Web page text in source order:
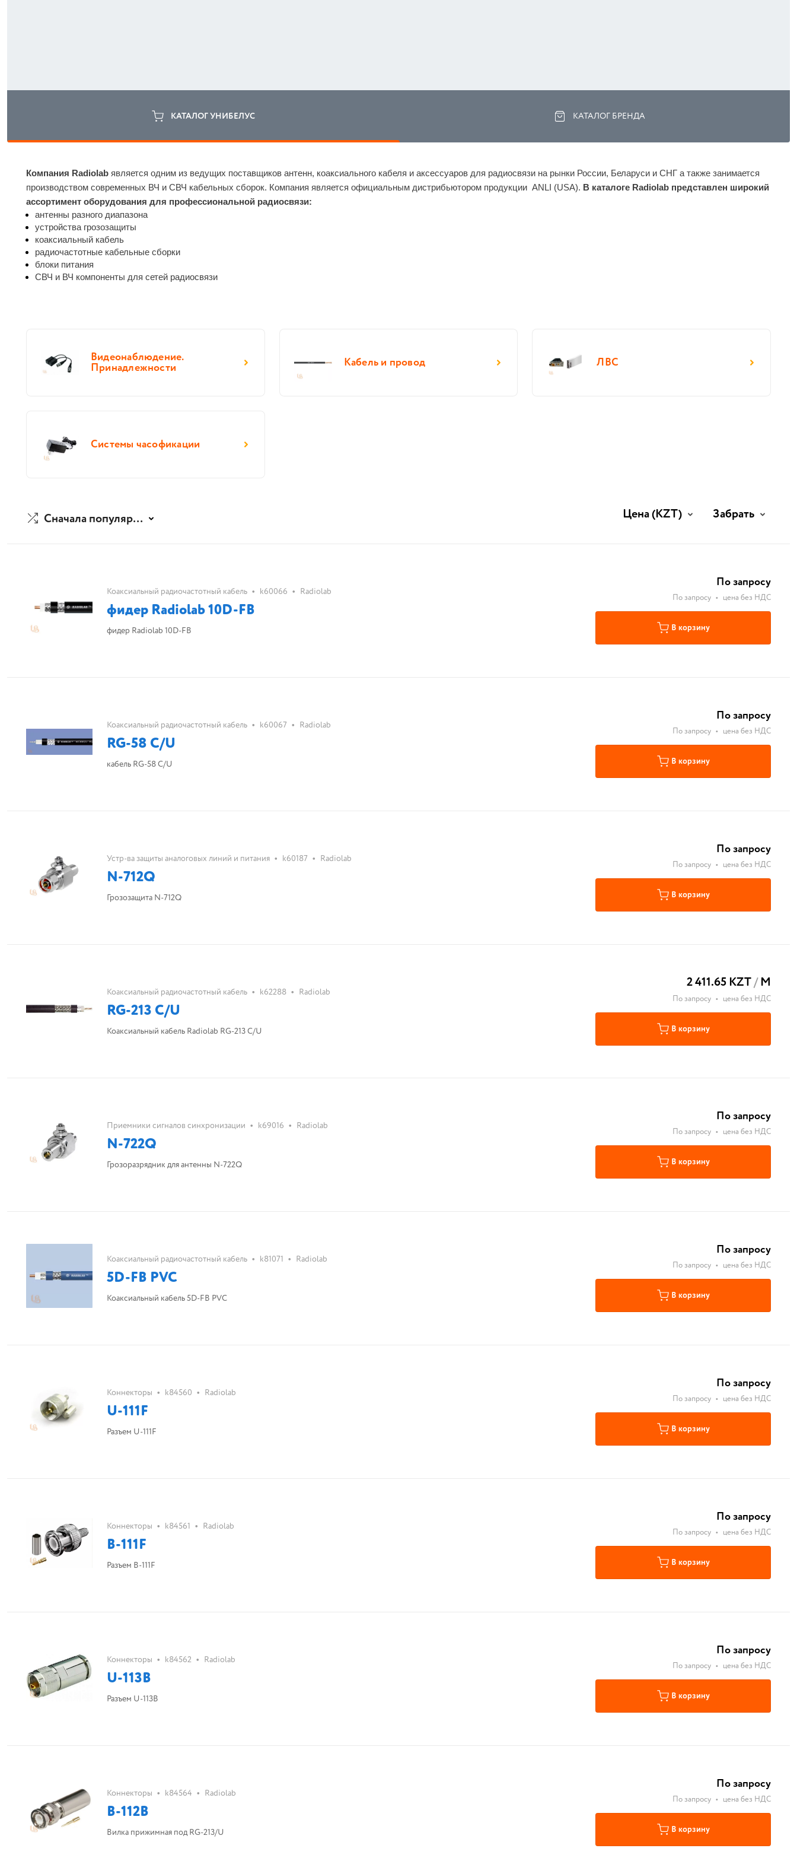
КАТАЛОГ УНИБЕЛУС КАТАЛОГ БРЕНДА
Компания Radiolab является одним из ведущих поставщиков антенн, коаксиального кабеля и аксессуаров для радиосвязи на рынки России, Беларуси и СНГ а также занимается
производством современных ВЧ и СВЧ кабельных сборок. Компания является официальным дистрибьютором продукции  ANLI (USA). В каталоге Radiolab представлен широкий
ассортимент оборудования для профессиональной радиосвязи:
антенны разного диапазона
устройства грозозащиты
коаксиальный кабель
радиочастотные кабельные сборки
блоки питания
СВЧ и ВЧ компоненты для сетей радиосвязи
Видеонаблюдение.
Принадлежности Кабель и провод ЛВС
Системы часофикации
Сначала популярные Цена(KZT) Забрать
Коаксиальный радиочастотный кабель • k60066 • Radiolab
фидер Radiolab 10D-FB
фидер Radiolab 10D-FB
По запросу
По запросу • цена без НДС
В корзину
Коаксиальный радиочастотный кабель • k60067 • Radiolab
RG-58 C/U
кабель RG-58 C/U
По запросу
По запросу • цена без НДС
В корзину
Устр-ва защиты аналоговых линий и питания • k60187 • Radiolab
N-712Q
Грозозащита N-712Q
По запросу
По запросу • цена без НДС
В корзину
Коаксиальный радиочастотный кабель • k62288 • Radiolab
RG-213 C/U
Коаксиальный кабель Radiolab RG-213 C/U
2 411.65 KZT/М
По запросу • цена без НДС
В корзину
Приемники сигналов синхронизации • k69016 • Radiolab
N-722Q
Грозоразрядник для антенны N-722Q
По запросу
По запросу • цена без НДС
В корзину
Коаксиальный радиочастотный кабель • k81071 • Radiolab
5D-FB PVC
Коаксиальный кабель 5D-FB PVC
По запросу
По запросу • цена без НДС
В корзину
Коннекторы • k84560 • Radiolab
U-111F
Разъем U-111F
По запросу
По запросу • цена без НДС
В корзину
Коннекторы • k84561 • Radiolab
B-111F
Разъем B-111F
По запросу
По запросу • цена без НДС
В корзину
Коннекторы • k84562 • Radiolab
U-113B
Разъем U-113B
По запросу
По запросу • цена без НДС
В корзину
Коннекторы • k84564 • Radiolab
B-112В
Вилка прижимная под RG-213/U
По запросу
По запросу • цена без НДС
В корзину